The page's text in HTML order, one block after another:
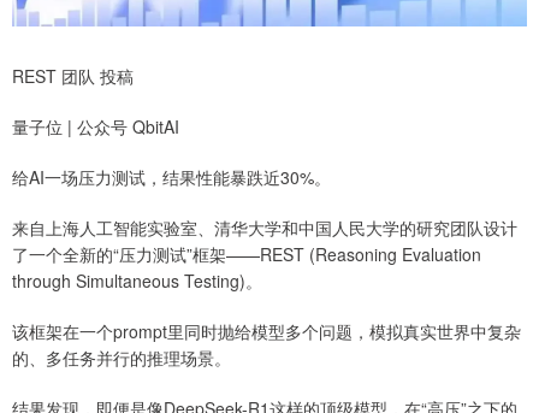
REST 团队 投稿
量子位 | 公众号 QbitAI
给AI一场压力测试，结果性能暴跌近30%。
来自上海人工智能实验室、清华大学和中国人民大学的研究团队设计
了一个全新的“压力测试”框架——REST (Reasoning Evaluation
through Simultaneous Testing)。
该框架在一个prompt里同时抛给模型多个问题，模拟真实世界中复杂
的、多任务并行的推理场景。